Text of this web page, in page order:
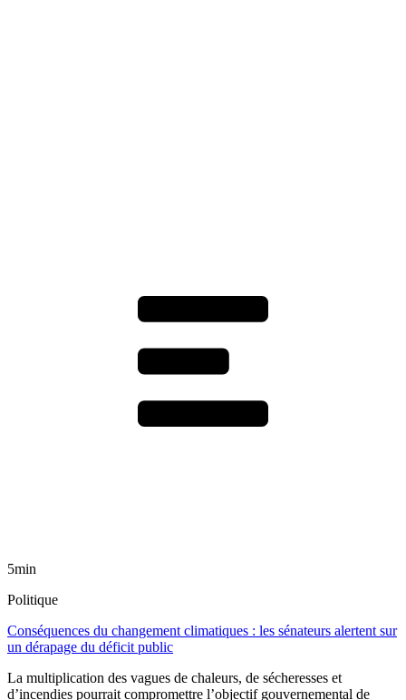
5min
Politique
Conséquences du changement climatiques : les sénateurs alertent sur
un dérapage du déficit public
La multiplication des vagues de chaleurs, de sécheresses et
d’incendies pourrait compromettre l’objectif gouvernemental de